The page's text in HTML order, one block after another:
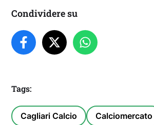
Condividere su
Tags:
Cagliari Calcio Calciomercato